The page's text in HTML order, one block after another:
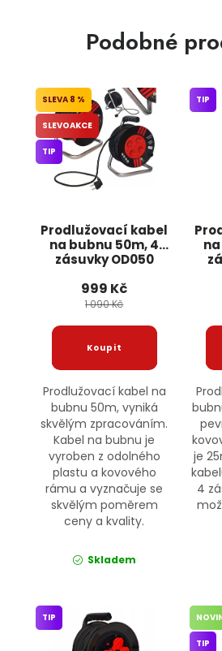
Podobné
Prodlužovací kabel
na bubnu 50m, 4
zásuvky OD050
8 %
SLEVOAKCE
TIP
999 Kč
1 090 Kč
Prodlužovací kabel na
bubnu 50m, vyniká
skvělým zpracováním.
Kabel na bubnu je
vyroben z odolného
plastu a kovového
rámu a vyznačuje se
skvělým poměrem
ceny a kvality.
Skladem
TIP
je
4
TIP
TIP